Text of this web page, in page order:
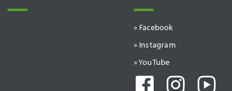
» Facebook
» Instagram
» YouTube